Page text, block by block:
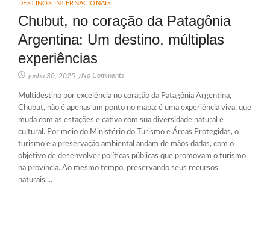
DESTINOS INTERNACIONAIS
Chubut, no coração da Patagônia
Argentina: Um destino, múltiplas
experiências
junho 30, 2025 /No Comments
Multidestino por excelência no coração da Patagônia Argentina,
Chubut, não é apenas um ponto no mapa: é uma experiência viva, que
muda com as estações e cativa com sua diversidade natural e
cultural. Por meio do Ministério do Turismo e Áreas Protegidas, o
turismo e a preservação ambiental andam de mãos dadas, com o
objetivo de desenvolver políticas públicas que promovam o turismo
na província. Ao mesmo tempo, preservando seus recursos
naturais,...